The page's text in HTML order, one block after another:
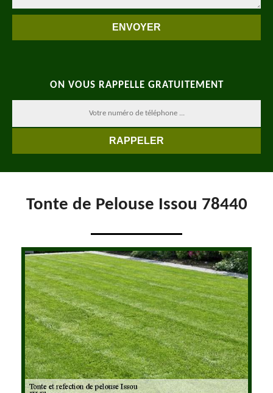
ON VOUS RAPPELLE GRATUITEMENT
Tonte de Pelouse Issou 78440